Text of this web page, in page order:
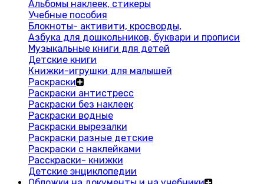
Альбомы наклеек, стикеры
Учебные пособия
Блокноты- активити, кросворды,
Азбука для дошкольников, буквари и прописи
Музыкальные книги для детей
Детские книги
Книжки-игрушки для малышей
Раскраски
Раскраски антистресс
Раскраски без наклеек
Раскраски водные
Раскраски вырезалки
Раскраски разные детские
Раскраски с наклейками
Расскраски- книжки
Детские энциклопедии